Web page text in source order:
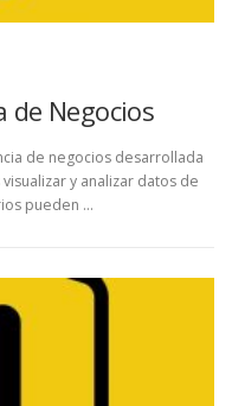
de Negocios
de negocios desarrollada
y analizar datos de
pueden …